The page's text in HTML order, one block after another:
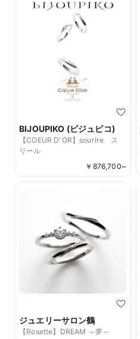
BIJOUPIKO (ビジュピコ)
【COEUR D'OR】sourire ス
リール
￥ 876,700~
ジュエリーサロン鶴
【Rosette】DREAM ～夢～